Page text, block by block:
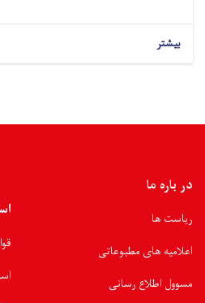
بیشتر
در باره ما
ریاست ها
اعلامیه های مطبوعاتی
مسوول اطلاع رسانی